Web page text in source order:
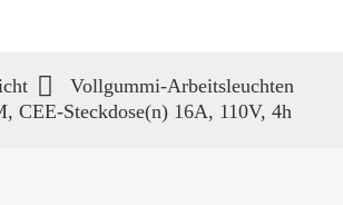
Vollgummi-Arbeitsleuchten
CEE-Steckdose(n) 16A, 110V, 4h